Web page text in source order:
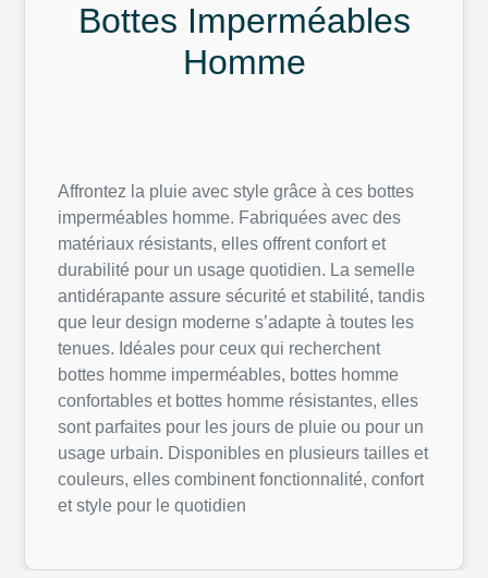
Bottes Imperméables
Homme
Affrontez la pluie avec style grâce à ces bottes
imperméables homme. Fabriquées avec des
matériaux résistants, elles offrent confort et
durabilité pour un usage quotidien. La semelle
antidérapante assure sécurité et stabilité, tandis
que leur design moderne s’adapte à toutes les
tenues. Idéales pour ceux qui recherchent
bottes homme imperméables, bottes homme
confortables et bottes homme résistantes, elles
sont parfaites pour les jours de pluie ou pour un
usage urbain. Disponibles en plusieurs tailles et
couleurs, elles combinent fonctionnalité, confort
et style pour le quotidien